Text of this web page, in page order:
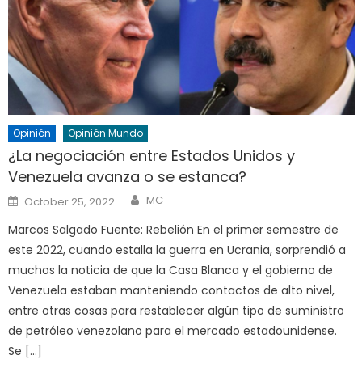
Opinión Opinión Mundo
¿La negociación entre Estados Unidos y
Venezuela avanza o se estanca?
Posted
on
October 25, 2022 Author
MC
Marcos Salgado Fuente: Rebelión En el primer semestre de
este 2022, cuando estalla la guerra en Ucrania, sorprendió a
muchos la noticia de que la Casa Blanca y el gobierno de
Venezuela estaban manteniendo contactos de alto nivel,
entre otras cosas para restablecer algún tipo de suministro
de petróleo venezolano para el mercado estadounidense.
Se […]